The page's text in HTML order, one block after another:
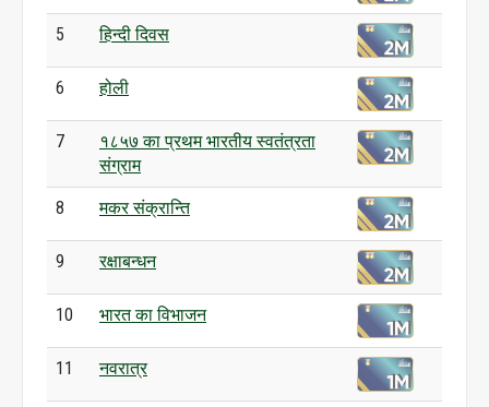
5 हिन्दी दिवस
6 होली
7
१८५७ का प्रथम भारतीय स्वतंत्रता
संग्राम
8 मकर संक्रान्ति
9 रक्षाबन्धन
10 भारत का विभाजन
11 नवरात्र